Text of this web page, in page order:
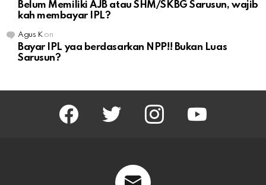
Belum Memiliki AJB atau SHM/SKBG Sarusun, wajib
kah membayar IPL?
Agus Kon
Bayar IPL yaa berdasarkan NPP!! Bukan Luas
Sarusun?
facebook twitter instagram youtube